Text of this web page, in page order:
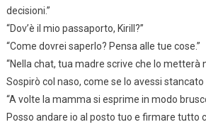
decisioni.”
“Dov’è il mio passaporto, Kirill?”
“Come dovrei saperlo? Pensa alle tue cose.”
“Nella chat, tua madre scrive che lo metterà
Sospirò col naso, come se lo avessi
“A volte la mamma si esprime in modo
Posso andare io al posto tuo e firmare tutto